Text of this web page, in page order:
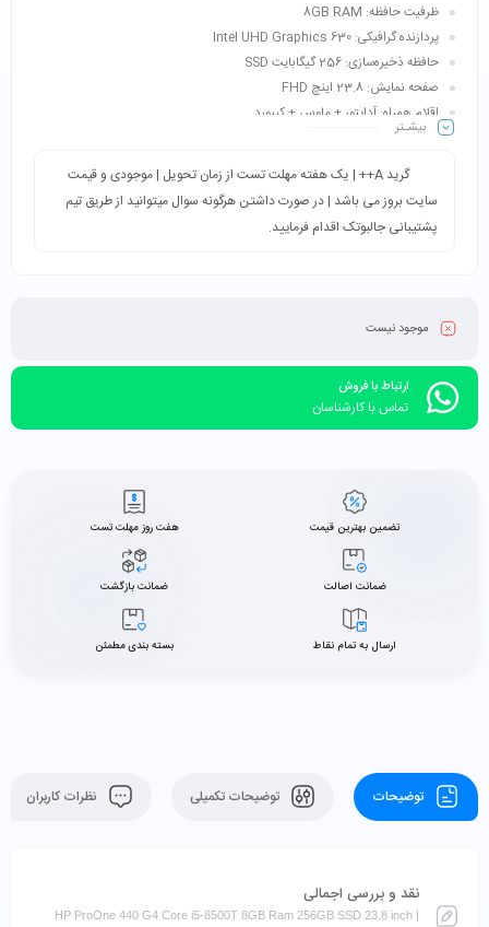
ظرفیت حافظه: 8GB RAM
پردازنده گرافیکی: Intel UHD Graphics 630
حافظه ذخیره‌سازی: 256 گیگابایت SSD
صفحه نمایش: 23.8 اینچ FHD
اقلام همراه: آداپتور + ماوس + کیبورد
کاربری: مناسب محیط های اداری، بیزینس، مهندسی، ترید، حسابداری، مشاهده
فیلم، فتوشاپ و…
بیشـتر
گرید A++ | یک هفته مهلت تست از زمان تحویل | موجودی و قیمت
سایت بروز می باشد | در صورت داشتن هرگونه سوال میتوانید از طریق تیم
پشتیبانی جالبوتک اقدام فرمایید.
موجود نیست
ارتباط با فروش
تماس با کارشناسان
تضمین بهترین قیمت هفت روز مهلت تست
ضمانت اصالت ضمانت بازگشت
ارسال به تمام نقاط بسته بندی مطمئن
توضیحات توضیحات تکمیلی نظرات کاربران
نقد و بررسی اجمالی
HP ProOne 440 G4 Core i5-8500T 8GB Ram 256GB SSD 23.8 inch |